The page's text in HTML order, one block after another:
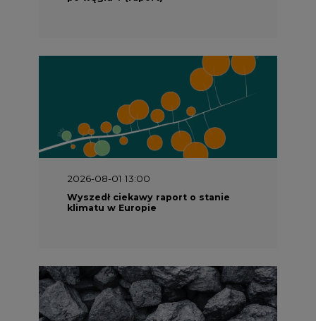
2026-08-01 13:00
Wyszedł ciekawy raport o stanie
klimatu w Europie